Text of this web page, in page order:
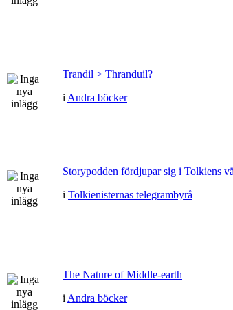
Trandil > Thranduil?
i Andra böcker
Storypodden fördjupar sig i Tolkiens
i Tolkienisternas telegrambyrå
The Nature of Middle-earth
i Andra böcker